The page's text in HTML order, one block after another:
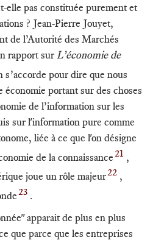
elle pas constituée purement et
? Jean-Pierre Jouyet,
de l’Autorité des Marchés
rapport sur L’économie de
s’accorde pour dire que nous
économie portant sur des choses
de l’information sur les
sur l'information pure comme
liée à ce que l'on désigne
de la connaissance 21 ,
joue un rôle majeur22 ,
23 .
apparait de plus en plus
que parce que les entreprises